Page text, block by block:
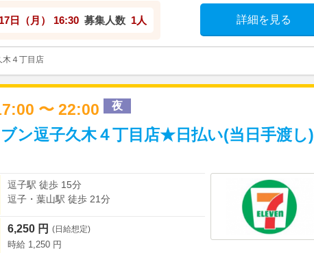
日（月） 16:30 募集人数 1人 詳細を見る
木４丁目店
〜 22:00 夜
ン逗子久木４丁目店★日払い(当日手渡し)
逗子駅 徒歩 15分
逗子・葉山駅 徒歩 21分
6,250 円 (日給想定)
時給 1,250 円